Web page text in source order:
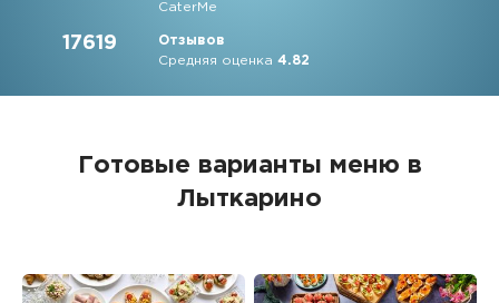
CaterMe
17619
Отзывов
Средняя оценка4.82
Готовые варианты меню в
Лыткарино